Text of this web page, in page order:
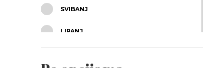
SVIBANJ
LIPANJ